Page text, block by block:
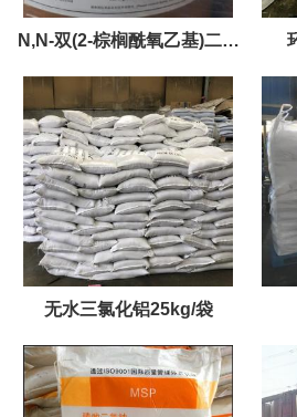
N,N-双(2-棕榈酰氧乙基)二甲
无水三氯化铝25kg/袋